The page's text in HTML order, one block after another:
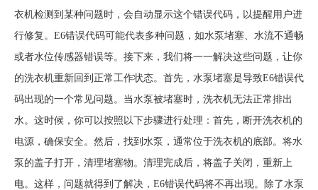
衣机检测到某种问题时，会自动显示这个错误代码，以提醒用户进
行修复。E6错误代码可能代表多种问题，如水泵堵塞、水流不通畅
或者水位传感器错误等。接下来，我们将一一解决这些问题，让你
的洗衣机重新回到正常工作状态。首先，水泵堵塞是导致E6错误代
码出现的一个常见问题。当水泵被堵塞时，洗衣机无法正常排出
水。这时候，你可以按照以下步骤进行处理：首先，断开洗衣机的
电源，确保安全。然后，找到水泵，通常位于洗衣机的底部。将水
泵的盖子打开，清理堵塞物。清理完成后，将盖子关闭，重新上
电。这样，问题就得到了解决，E6错误代码将不再出现。除了水泵